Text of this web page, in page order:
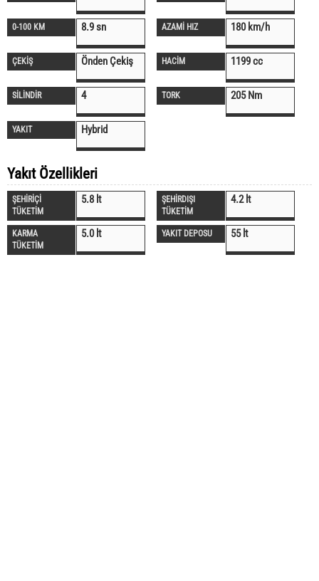
0-100 KM 8.9 sn AZAMİ HIZ 180 km/h
ÇEKİŞ Önden Çekiş HACİM 1199 cc
SİLİNDİR 4 TORK 205 Nm
YAKIT Hybrid
Yakıt Özellikleri
ŞEHİRİÇİ
TÜKETİM
5.8 lt
ŞEHİRDIŞI
TÜKETİM
4.2 lt
KARMA
TÜKETİM
5.0 lt YAKIT DEPOSU 55 lt